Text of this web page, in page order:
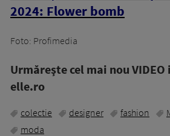
2024: Flower bomb
Foto: Profimedia
Urmăreşte cel mai nou
elle.ro
colectie designer fashion
moda